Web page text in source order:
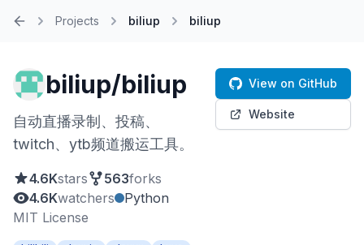
Projects biliup biliup
biliup/biliup
自动直播录制、投稿、
twitch、ytb频道搬运工具。
4.6Kstars 563forks
4.6Kwatchers
Python
MIT License
View on GitHub
Website